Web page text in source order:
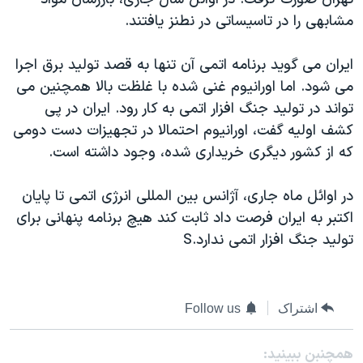
فرهنگ و زندگی
اقتصادی
علم و فناوری
اسرائیل در جنگ
گالری عکس
آرشیو پخش زنده
مستندها
حمله جمهوری اسلامی به اسرائیل
رمز مهسا
ورزش زنان در ایران
اعتراضات زن، زندگی، آزادی
مجموعه مستندهای دادخواهی
تریبونال مردمی آبان ۹۸
دادگاه حمید نوری
قانون شفافیت دارائی کادر رهبری ایران
دنبال کنید
زبانهای مختلف
مشابهی را در تاسيساتی در نطنز يافتند.
ايران می گويد برنامه اتمی آن تنها به قصد توليد برق اجرا
می شود. اما اورانيوم غنی شده با غلظت بالا همچنين می
تواند در توليد جنگ افزار اتمی به کار رود. ايران در پی
کشف اوليه گفت، اورانيوم احتمالا در تجهيزات دست دومی
که از کشور ديگری خريداری شده، وجود داشته است.
در اوائل ماه جاری، آژانس بين المللی انرژی اتمی تا پايان
اکتبر به ايران فرصت داد ثابت کند هيچ برنامه پنهانی برای
توليد جنگ افزار اتمی ندارد.S
اشتراک Follow us
همچنبن ببینید: